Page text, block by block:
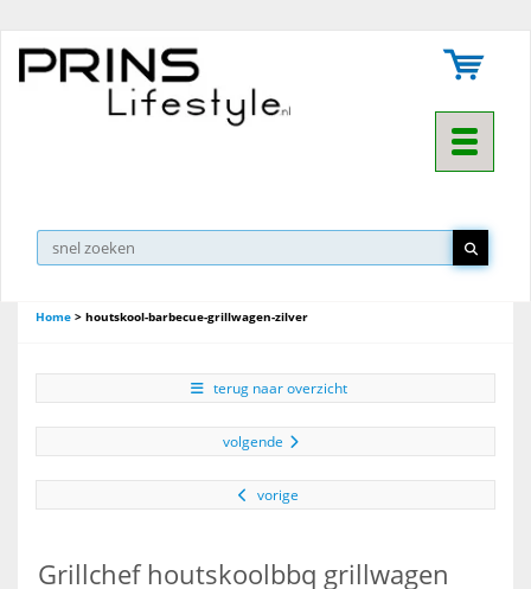
Toggle
Home > houtskool-barbecue-grillwagen-zilver
terug naar overzicht
volgende
vorige
Grillchef houtskoolbbq grillwagen